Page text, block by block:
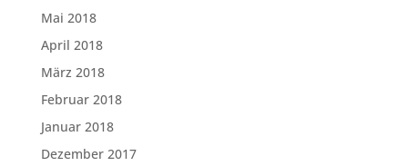
Mai 2018
April 2018
März 2018
Februar 2018
Januar 2018
Dezember 2017